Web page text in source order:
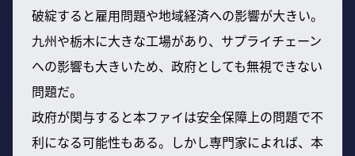
破綻すると雇用問題や地域経済への影響が大きい。
九州や栃木に大きな工場があり、サプライチェーン
への影響も大きいため、政府としても無視できない
問題だ。
政府が関与すると本ファイは安全保障上の問題で不
利になる可能性もある。しかし専門家によれば、本